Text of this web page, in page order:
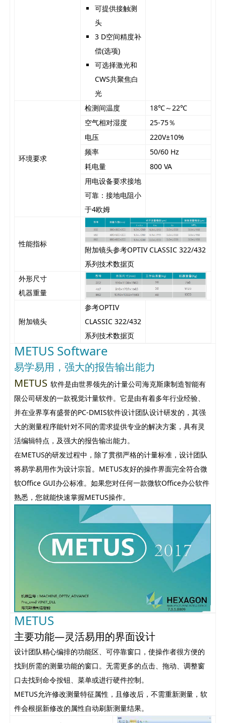
可提供接触测
头
3 D空间精度补
偿(选项)
可选择激光和
CWS共聚焦白
光
环境要求
检测间温度
18℃～22℃
空气相对湿度
25-75％
电压
220V±10%
频率
50/60 Hz
耗电量
800 VA
用电设备要求接地
可靠：接地电阻小
于4欧姆
性能指标
附加镜头参考OPTIV CLASSIC 322/432
系列技术数据页
外形尺寸
机器重量
附加镜头
参考OPTIV
CLASSIC 322/432
系列技术数据页
METUS Software
易学易用，强大的报告输出能力
METUS 软件是由世界领先的计量公司海克斯康制造智能有
限公司研发的一款视觉计量软件。它是由有着多年行业经验、
并在业界享有盛誉的PC-DMIS软件设计团队设计研发的，其强
大的测量程序能针对不同的需求提供专业的解决方案，具有灵
活编辑特点，及强大的报告输出能力。
在METUS的研发过程中，除了贯彻严格的计量标准，设计团队
将易学易用作为设计宗旨。METUS友好的操作界面完全符合微
软Office GUI办公标准。如果您对任何一款微软Office办公软件
熟悉，您就能快速掌握METUS操作。
METUS
主要功能—灵活易用的界面设计
设计团队精心编排的功能区、可停靠窗口，使操作者很方便的
找到所需的测量功能的窗口。无需更多的点击、拖动、调整窗
口去找到命令按钮、菜单或进行硬件控制。
METUS允许修改测量特征属性，且修改后，不需重新测量，软
件会根据新修改的属性自动刷新测量结果。